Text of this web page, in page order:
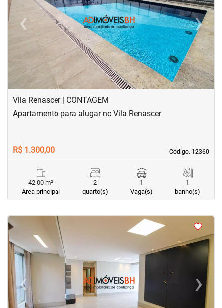
‹Previous ›Next
Vila Renascer | CONTAGEM
Código. 12360
Código. 12360
Apartamento para alugar no Vila Renascer
R$ 1.300,00
42,00 m²
Área principal
2
quarto(s)
1
Vaga(s)
1
banho(s)
<<
‹Previous ›
Next